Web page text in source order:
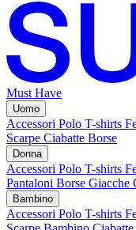
Must Have
Uomo
Accessori Polo T-shirts
Scarpe Ciabatte Borse
Donna
Accessori Polo T-shirts
Pantaloni Borse Giacche
Bambino
Accessori Polo T-shirts